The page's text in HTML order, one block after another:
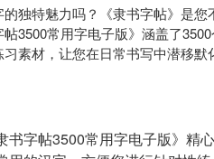
独特魅力吗？《隶书字帖》是您
3500常用字电子版》涵盖了
素材，让您在日常书写中潜移默
书字帖3500常用字电子版》精